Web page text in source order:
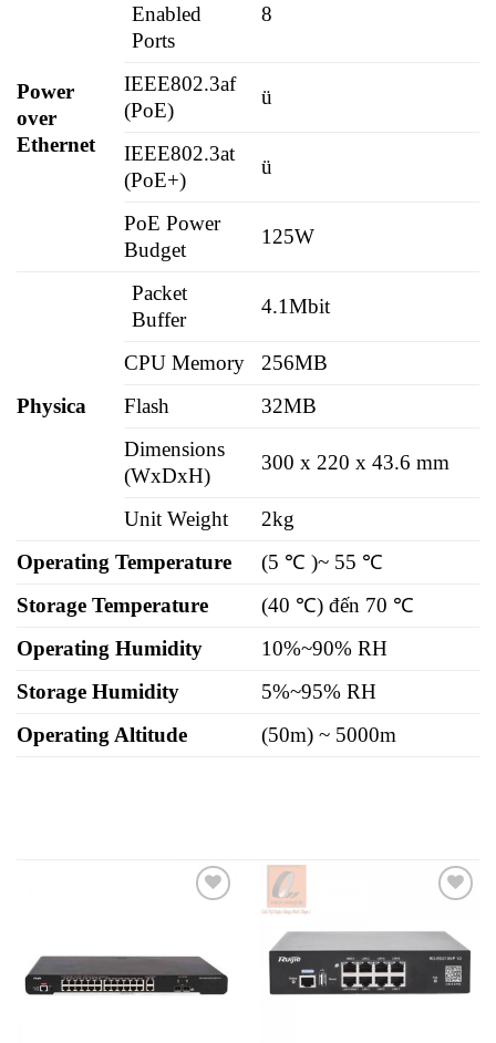
Power
over
Ethernet
Enabled
Ports
8
IEEE802.3af
(PoE)
ü
IEEE802.3at
(PoE+)
ü
PoE Power
Budget
125W
Physica
Packet
Buffer
4.1Mbit
CPU Memory
256MB
Flash
32MB
Dimensions
(WxDxH)
300 x 220 x 43.6 mm
Unit Weight
2kg
Operating Temperature
(5 ℃ )~ 55 ℃
Storage Temperature
(40 ℃) đến 70 ℃
Operating Humidity
10%~90% RH
Storage Humidity
5%~95% RH
Operating Altitude
(50m) ~ 5000m
Add to
wishlist
Add to
wishlist